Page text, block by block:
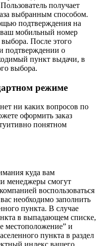
получает
выбранным способом.
подтверждения на
ваш мобильный номер
После этого
подтверждении о
пункт выдачи, в
выбора.
режиме
ни каких вопросов по
оформить заказ
понятном
куда вам
менеджеры смогут
воспользоваться
необходимо заполнить
пункта. В случае
в выпадающем списке,
местоположение” и
пункта в раздел
индекс вашего